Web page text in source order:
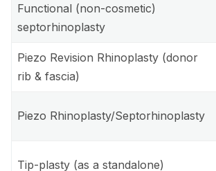
Functional (non-cosmetic)
septorhinoplasty
Piezo Revision Rhinoplasty (donor
rib & fascia)
Piezo Rhinoplasty/Septorhinoplasty
Tip-plasty (as a standalone)